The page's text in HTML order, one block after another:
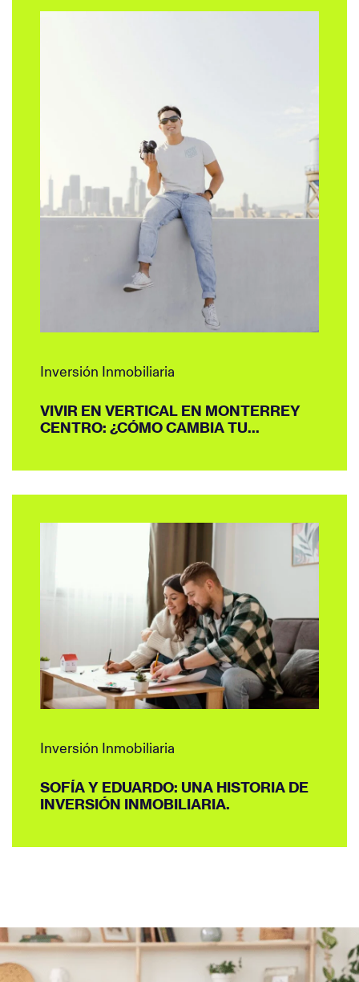
Inversión Inmobiliaria
VIVIR EN VERTICAL EN MONTERREY
CENTRO: ¿CÓMO CAMBIA TU...
Inversión Inmobiliaria
SOFÍA Y EDUARDO: UNA HISTORIA DE
INVERSIÓN INMOBILIARIA.